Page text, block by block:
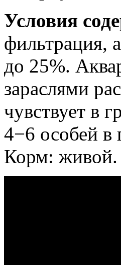
Условия
фильтрация,
до 25%.
зараслями
чувствует в
4−6 особей в
Корм: живой.